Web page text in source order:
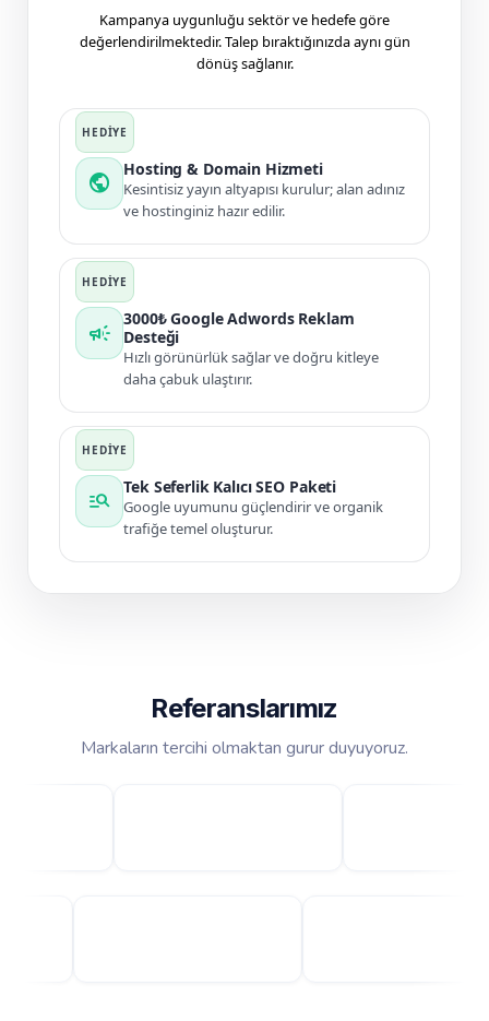
Kampanya uygunluğu sektör ve hedefe göre
değerlendirilmektedir. Talep bıraktığınızda aynı gün
dönüş sağlanır.
public
Hosting & Domain Hizmeti
Kesintisiz yayın altyapısı kurulur; alan adınız
ve hostinginiz hazır edilir.
campaign
3000₺ Google Adwords Reklam
Desteği
Hızlı görünürlük sağlar ve doğru kitleye
daha çabuk ulaştırır.
manage_search
Tek Seferlik Kalıcı SEO Paketi
Google uyumunu güçlendirir ve organik
trafiğe temel oluşturur.
Referanslarımız
Markaların tercihi olmaktan gurur duyuyoruz.